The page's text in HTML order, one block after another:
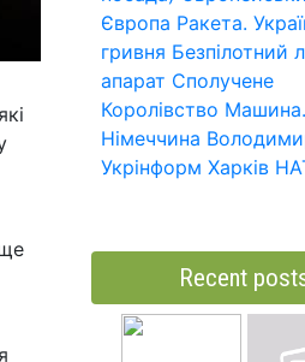
Європа Ракета.
гривня Безпілотний
апарат Сполучене
Королівство Машина.
Німеччина
Укрінформ Харків
Recent